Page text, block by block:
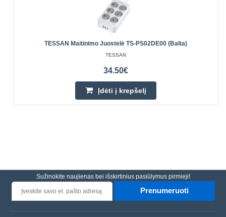
TESSAN Maitinimo Juostelė TS-PS02DE00 (balta)
TESSAN
34.50€
Įdėti į krepšelį
Sužinokite naujienas bei išskirtinius pasiūlymus pirmieji!
Prenumeruoti